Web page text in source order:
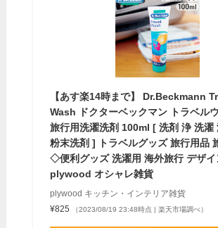
【あす楽14時まで】 Dr.Beckmann
Wash ドクターベックマン トラベル
旅行用洗濯洗剤 100ml [ 洗剤 浄 洗濯
粉末洗剤 ] トラベルグッズ 旅行用品
◇便利グッズ 洗濯用 海外旅行 デザイ
plywood オシャレ雑貨
plywood キッチン・インテリア雑貨
¥825
（2023/08/19 23:48時点 | 楽天市場調べ）